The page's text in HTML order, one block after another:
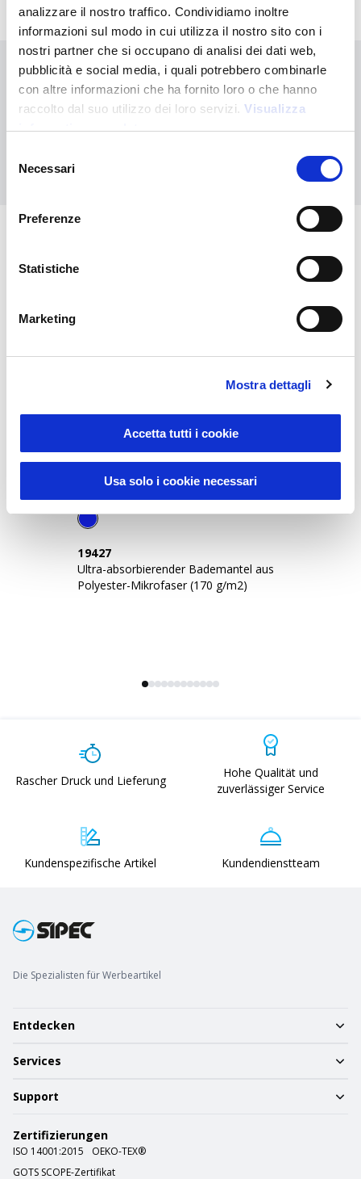
analizzare il nostro traffico. Condividiamo inoltre
informazioni sul modo in cui utilizza il nostro sito con i
nostri partner che si occupano di analisi dei dati web,
pubblicità e social media, i quali potrebbero combinarle
con altre informazioni che ha fornito loro o che hanno
raccolto dal suo utilizzo dei loro servizi. Visualizza
informativa completa
delNecessari
Preferenze
Statistiche
Marketing
Mostra dettagli
Accetta tutti i cookie
Usa solo i cookie necessari
Sie haben nicht gefunden, wonach Sie suchen?
Ihre kundenspezifische Bestellung an
19427
Ultra-absorbierender Bademantel aus
Polyester-Mikrofaser (170 g/m2)
Rascher Druck und Lieferung
Hohe Qualität und
zuverlässiger Service
Kundenspezifische Artikel Kundendienstteam
Die Spezialisten für Werbeartikel
Entdecken
Services
Support
Zertifizierungen
ISO 14001:2015
OEKO-TEX®
GOTS SCOPE-Zertifikat